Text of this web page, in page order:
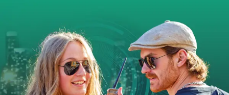
INT AT CH
DE
ES
FR UK
IE
IT
NL